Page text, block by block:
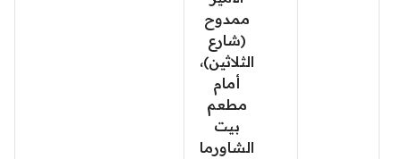
ممدوح
(شارع
الثلاثين)،
أمام
مطعم
بيت
الشاورما